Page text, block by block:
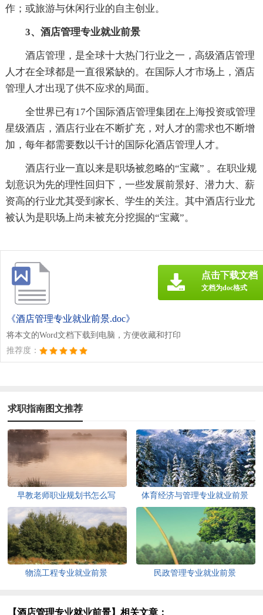
作；或旅游与休闲行业的自主创业。
3、酒店管理专业就业前景
酒店管理，是全球十大热门行业之一，高级酒店管理
人才在全球都是一直很紧缺的。在国际人才市场上，酒店
管理人才出现了供不应求的局面。
全世界已有17个国际酒店管理集团在上海投资或管理
星级酒店，酒店行业在不断扩充，对人才的需求也不断增
加，每年都需要数以千计的国际化酒店管理人才。
酒店行业一直以来是职场被忽略的“宝藏” 。在职业规
划意识为先的理性回归下，一些发展前景好、潜力大、薪
资高的行业尤其受到家长、学生的关注。其中酒店行业尤
被认为是职场上尚未被充分挖掘的“宝藏”。
《酒店管理专业就业前景.doc》
将本文的Word文档下载到电脑，方便收藏和打印
推荐度：
点击下载文档
文档为doc格式
求职指南图文推荐
早教老师职业规划书怎么写 体育经济与管理专业就业前景
物流工程专业就业前景 民政管理专业就业前景
【酒店管理专业就业前景】相关文章：